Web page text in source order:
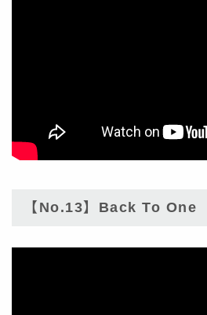
【No.13】Back To One